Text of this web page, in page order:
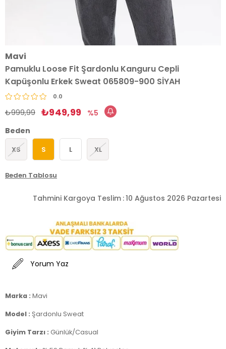
Mavi
Pamuklu Loose Fit Şardonlu Kanguru Cepli
Kapüşonlu Erkek Sweat 065809-900 SİYAH
0.0
₺999,99 ₺949,99
5
Beden
XS S L XL
Beden Tablosu
Tahmini Kargoya Teslim :10 Ağustos 2026 Pazartesi
Yorum Yaz
Marka : Mavi
Model : Şardonlu Sweat
Giyim Tarzı : Günlük/Casual